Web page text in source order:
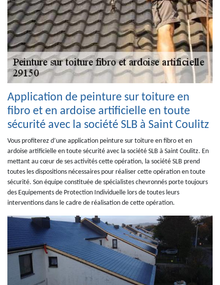
Application de peinture sur toiture en
fibro et en ardoise artificielle en toute
sécurité avec la société SLB à Saint Coulitz
Vous profiterez d’une application peinture sur toiture en fibro et en
ardoise artificielle en toute sécurité avec la société SLB à Saint Coulitz. En
mettant au cœur de ses activités cette opération, la société SLB prend
toutes les dispositions nécessaires pour réaliser cette opération en toute
sécurité. Son équipe constituée de spécialistes chevronnés porte toujours
des Equipements de Protection Individuelle lors de toutes leurs
interventions dans le cadre de réalisation de cette opération.